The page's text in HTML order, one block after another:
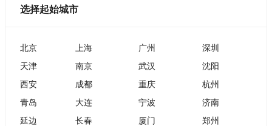
选择起始城市
北京 上海 广州
深圳
天津
南京 武汉
沈阳
西安
成都 重庆
杭州
青岛
大连 宁波
济南
延边
长春 厦门
郑州